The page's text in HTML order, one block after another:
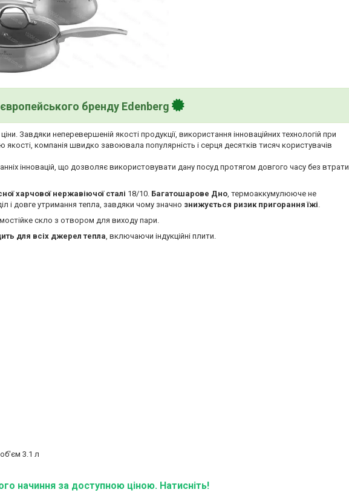
бренду Edenberg
Завдяки неперевершеній якості продукції, використання інноваційних технологій при
компанія швидко завоювала популярність і серця десятків тисяч користувачів
інновацій, що дозволяє використовувати дану посуд протягом довгого часу без втрати
харчової нержавіючої сталі 18/10. Багатошарове Дно, термоаккумулююче не
і довге утримання тепла, завдяки чому значно знижується ризик пригорання їжі.
скло з отвором для виходу пари.
для всіх джерел тепла, включаючи індукційні плити.
3.1 л
начиння за доступною ціною. Натисніть!